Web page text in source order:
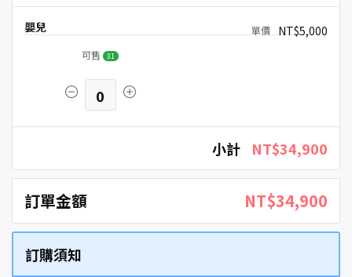
嬰兒 NT$5,000
可售 31
0
小計 NT$34,900
訂單金額 NT$34,900
訂購須知